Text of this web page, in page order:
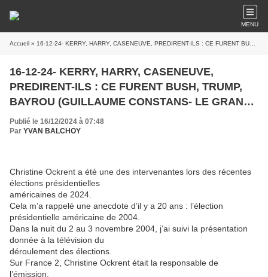
MENU
Accueil » 16-12-24- KERRY, HARRY, CASENEUVE, PREDIRENT-ILS : CE FURENT BUSH, TRUMP, BAYROU (GUILLAUME CONSTANS- LE GRAND SOIR)
16-12-24- KERRY, HARRY, CASENEUVE,
PREDIRENT-ILS : CE FURENT BUSH, TRUMP,
BAYROU (GUILLAUME CONSTANS- LE GRAND
SOIR)
Publié le 16/12/2024 à 07:48
Par YVAN BALCHOY
Christine Ockrent a été une des intervenantes lors des récentes
élections présidentielles
américaines de 2024.
Cela m’a rappelé une anecdote d’il y a 20 ans : l’élection
présidentielle américaine de 2004.
Dans la nuit du 2 au 3 novembre 2004, j’ai suivi la présentation
donnée à la télévision du
déroulement des élections.
Sur France 2, Christine Ockrent était la responsable de
l’émission.